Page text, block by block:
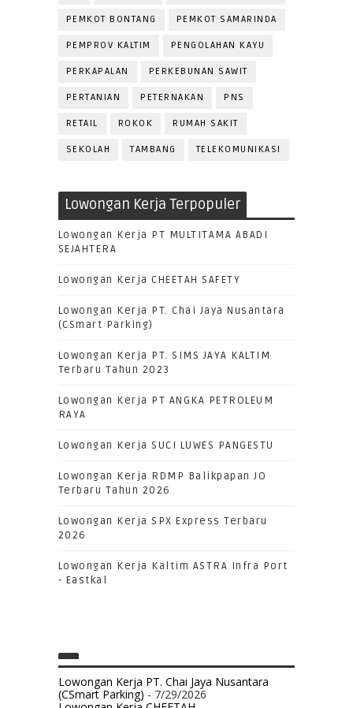
PEMKOT BONTANG PEMKOT SAMARINDA
PEMPROV KALTIM PENGOLAHAN KAYU
PERKAPALAN PERKEBUNAN SAWIT
PERTANIAN PETERNAKAN PNS
RETAIL ROKOK RUMAH SAKIT
SEKOLAH TAMBANG TELEKOMUNIKASI
Lowongan Kerja Terpopuler
Lowongan Kerja PT MULTITAMA ABADI
SEJAHTERA
Lowongan Kerja CHEETAH SAFETY
Lowongan Kerja PT. Chai Jaya Nusantara
(CSmart Parking)
Lowongan Kerja PT. SIMS JAYA KALTIM
Terbaru Tahun 2023
Lowongan Kerja PT ANGKA PETROLEUM
RAYA
Lowongan Kerja SUCI LUWES PANGESTU
Lowongan Kerja RDMP Balikpapan JO
Terbaru Tahun 2026
Lowongan Kerja SPX Express Terbaru
2026
Lowongan Kerja Kaltim ASTRA Infra Port
- Eastkal
Lowongan Kerja PT. Chai Jaya Nusantara
(CSmart Parking) - 7/29/2026